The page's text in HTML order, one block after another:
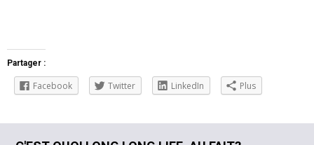
Partager :
Facebook Twitter LinkedIn Plus